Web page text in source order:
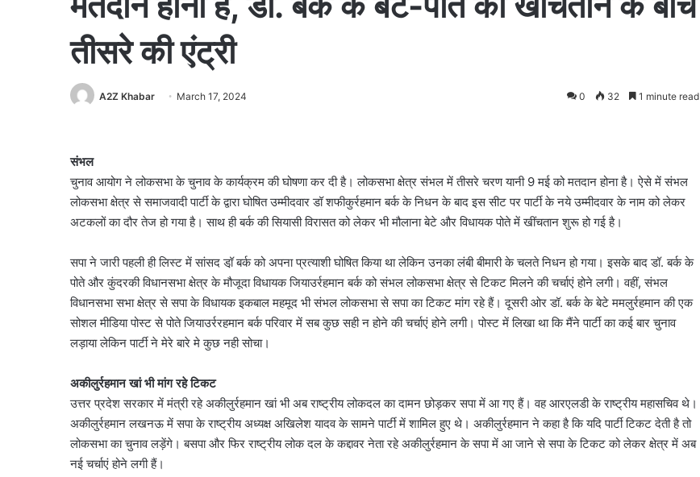
तीसरे की एंट्री
A2Z Khabar March 17, 2024 0 32 1 minute read
संभल
चुनाव आयोग ने लोकसभा के चुनाव के कार्यक्रम की घोषणा कर दी है। लोकसभा क्षेत्र संभल में तीसरे चरण यानी 9 मई को मतदान होना है। ऐसे में संभल
लोकसभा क्षेत्र से समाजवादी पार्टी के द्वारा घोषित उम्मीदवार डॉ शफीकुर्रहमान बर्क के निधन के बाद इस सीट पर पार्टी के नये उम्मीदवार के नाम को लेकर
अटकलों का दौर तेज हो गया है। साथ ही बर्क की सियासी विरासत को लेकर भी मौलाना बेटे और विधायक पोते में खींचतान शुरू हो गई है।
सपा ने जारी पहली ही लिस्ट में सांसद डॉ़ बर्क को अपना प्रत्याशी घोषित किया था लेकिन उनका लंबी बीमारी के चलते निधन हो गया। इसके बाद डॉ. बर्क के
पोते और कुंदरकी विधानसभा क्षेत्र के मौजूदा विधायक जियाउर्रहमान बर्क को संभल लोकसभा क्षेत्र से टिकट मिलने की चर्चाएं होने लगी। वहीं, संभल
विधानसभा सभा क्षेत्र से सपा के विधायक इकबाल महमूद भी संभल लोकसभा से सपा का टिकट मांग रहे हैं। दूसरी ओर डॉ. बर्क के बेटे ममलुर्रहमान की एक
सोशल मीडिया पोस्ट से पोते जियाउर्ररहमान बर्क परिवार में सब कुछ सही न होने की चर्चाएं होने लगी। पोस्ट में लिखा था कि मैंने पार्टी का कई बार चुनाव
लड़ाया लेकिन पार्टी ने मेरे बारे मे कुछ नही सोचा।
अकीलुर्रहमान खां भी मांग रहे टिकट
उत्तर प्रदेश सरकार में मंत्री रहे अकीलुर्रहमान खां भी अब राष्ट्रीय लोकदल का दामन छोड़कर सपा में आ गए हैं। वह आरएलडी के राष्ट्रीय महासचिव थे।
अकीलुर्रहमान लखनऊ में सपा के राष्ट्रीय अध्यक्ष अखिलेश यादव के सामने पार्टी में शामिल हुए थे। अकीलुर्रहमान ने कहा है कि यदि पार्टी टिकट देती है तो
लोकसभा का चुनाव लड़ेंगे। बसपा और फिर राष्ट्रीय लोक दल के कद्दावर नेता रहे अकीलुर्रहमान के सपा में आ जाने से सपा के टिकट को लेकर क्षेत्र में अब
नई चर्चाएं होने लगी हैं।